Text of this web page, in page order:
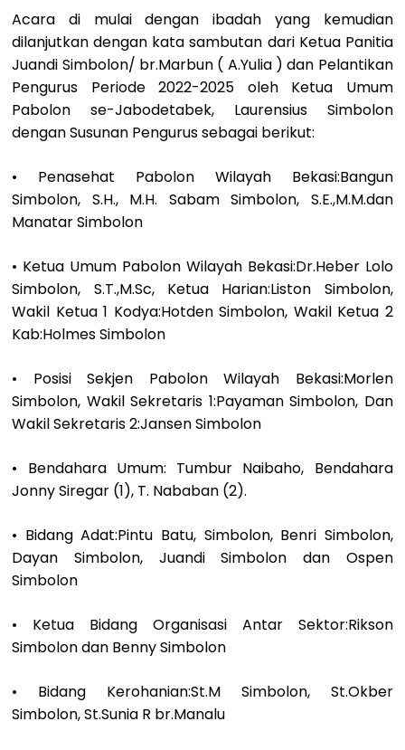
Acara di mulai dengan ibadah yang kemudian
dilanjutkan dengan kata sambutan dari Ketua Panitia
Juandi Simbolon/ br.Marbun ( A.Yulia ) dan Pelantikan
Pengurus Periode 2022-2025 oleh Ketua Umum
Pabolon se-Jabodetabek, Laurensius Simbolon
dengan Susunan Pengurus sebagai berikut:
• Penasehat Pabolon Wilayah Bekasi:Bangun
Simbolon, S.H., M.H. Sabam Simbolon, S.E.,M.M.dan
Manatar Simbolon
• Ketua Umum Pabolon Wilayah Bekasi:Dr.Heber Lolo
Simbolon, S.T.,M.Sc, Ketua Harian:Liston Simbolon,
Wakil Ketua 1 Kodya:Hotden Simbolon, Wakil Ketua 2
Kab:Holmes Simbolon
• Posisi Sekjen Pabolon Wilayah Bekasi:Morlen
Simbolon, Wakil Sekretaris 1:Payaman Simbolon, Dan
Wakil Sekretaris 2:Jansen Simbolon
• Bendahara Umum: Tumbur Naibaho, Bendahara
Jonny Siregar (1), T. Nababan (2).
• Bidang Adat:Pintu Batu, Simbolon, Benri Simbolon,
Dayan Simbolon, Juandi Simbolon dan Ospen
Simbolon
• Ketua Bidang Organisasi Antar Sektor:Rikson
Simbolon dan Benny Simbolon
• Bidang Kerohanian:St.M Simbolon, St.Okber
Simbolon, St.Sunia R br.Manalu